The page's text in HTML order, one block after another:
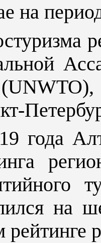
на
года
на
рейтинге